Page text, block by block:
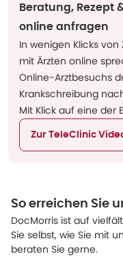
Beratung, Rezept
online anfragen
In wenigen Klicks
mit Ärzten online
Online-Arztbesuchs
Krankschreibung
Mit Klick auf eine der
Zur TeleClinic
So erreichen Sie
DocMorris ist auf
Sie selbst, wie Sie mit
beraten Sie gerne.